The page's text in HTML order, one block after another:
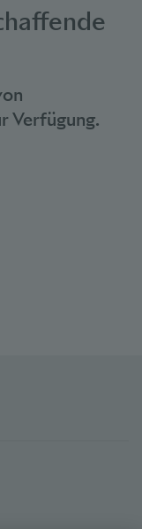
Verfügung.